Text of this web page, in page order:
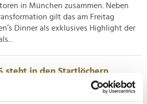
in München zusammen. Neben
gilt das am Freitag
Dinner als exklusives Highlight der
steht in den Startlöchern